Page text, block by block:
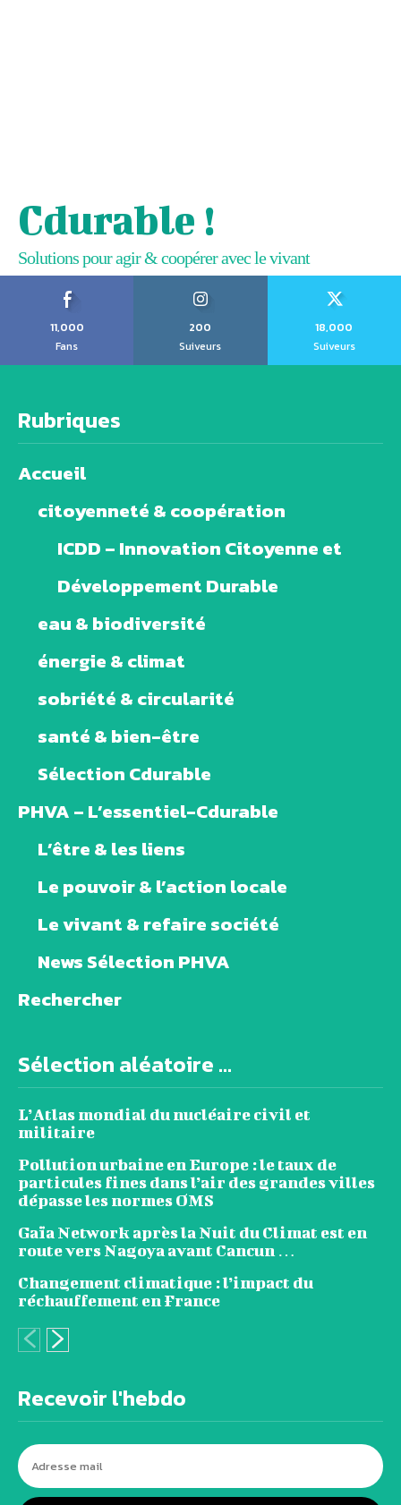
Cdurable !
Solutions pour agir & coopérer avec le vivant
11,000
Fans
200
Suiveurs
18,000
Suiveurs
Rubriques
Accueil
citoyenneté & coopération
ICDD – Innovation Citoyenne et
Développement Durable
eau & biodiversité
énergie & climat
sobriété & circularité
santé & bien-être
Sélection Cdurable
PHVA – L’essentiel-Cdurable
L’être & les liens
Le pouvoir & l’action locale
Le vivant & refaire société
News Sélection PHVA
Rechercher
Sélection aléatoire ...
L’Atlas mondial du nucléaire civil et
militaire
Pollution urbaine en Europe : le taux de
particules fines dans l’air des grandes villes
dépasse les normes OMS
Gaïa Network après la Nuit du Climat est en
route vers Nagoya avant Cancun …
Changement climatique : l’impact du
réchauffement en France
Recevoir l'hebdo